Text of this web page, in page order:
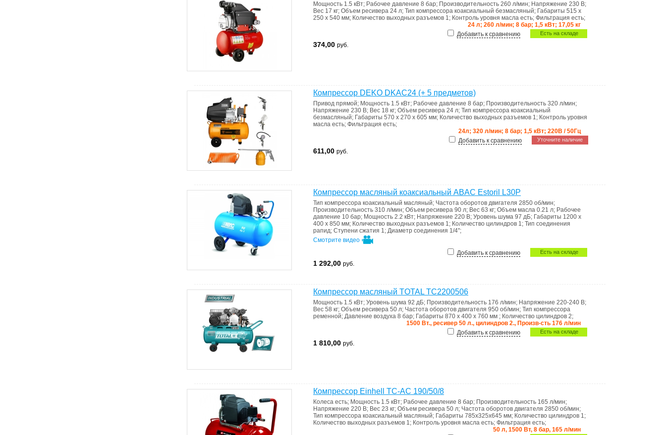
Мощность 1.5 кВт; Рабочее давление 8 бар; Производительность 260 л/мин; Напряжение 230 В;
Вес 17 кг; Объем ресивера 24 л; Тип компрессора коаксиальный безмасляный; Габариты 515 x
250 x 540 мм; Количество выходных разъемов 1; Контроль уровня масла есть; Фильтрация есть;
24 л; 260 л/мин; 8 бар; 1,5 кВт; 17,05 кг
Есть на складе
Добавить к сравнению
374,00 руб.
Компрессор DEKO DKAC24 (+ 5 предметов)
Привод прямой; Мощность 1.5 кВт; Рабочее давление 8 бар; Производительность 320 л/мин;
Напряжение 230 В; Вес 18 кг; Объем ресивера 24 л; Тип компрессора коаксиальный
безмасляный; Габариты 570 x 270 x 605 мм; Количество выходных разъемов 1; Контроль уровня
масла есть; Фильтрация есть;
24л; 320 л/мин; 8 бар; 1,5 кВт; 220В / 50Гц
Уточните наличие
Добавить к сравнению
611,00 руб.
Компрессор масляный коаксиальный ABAC Estoril L30P
Тип компрессора коаксиальный масляный; Частота оборотов двигателя 2850 об/мин;
Производительность 310 л/мин; Объем ресивера 90 л; Вес 63 кг; Объем масла 0.21 л; Рабочее
давление 10 бар; Мощность 2.2 кВт; Напряжение 220 В; Уровень шума 97 дБ; Габариты 1200 x
400 x 850 мм; Количество выходных разъемов 1; Количество цилиндров 1; Тип соединения
рапид; Ступени сжатия 1; Диаметр соединения 1/4'';
Смотрите видео
Есть на складе
Добавить к сравнению
1 292,00 руб.
Компрессор масляный TOTAL TC2200506
Мощность 1.5 кВт; Уровень шума 92 дБ; Производительность 176 л/мин; Напряжение 220-240 В;
Вес 58 кг; Объем ресивера 50 л; Частота оборотов двигателя 950 об/мин; Тип компрессора
ременной; Давление воздуха 8 бар; Габариты 870 x 400 x 760 мм ; Количество цилиндров 2;
1500 Вт., ресивер 50 л., цилиндров 2., Произв-сть 176 л/мин
Есть на складе
Добавить к сравнению
1 810,00 руб.
Компрессор Einhell TC-AC 190/50/8
Колеса есть; Мощность 1.5 кВт; Рабочее давление 8 бар; Производительность 165 л/мин;
Напряжение 220 В; Вес 23 кг; Объем ресивера 50 л; Частота оборотов двигателя 2850 об/мин;
Тип компрессора коаксиальный масляный; Габариты 785x325x645 мм; Количество цилиндров 1;
Количество выходных разъемов 1; Контроль уровня масла есть; Фильтрация есть;
50 л, 1500 Вт, 8 бар, 165 л/мин